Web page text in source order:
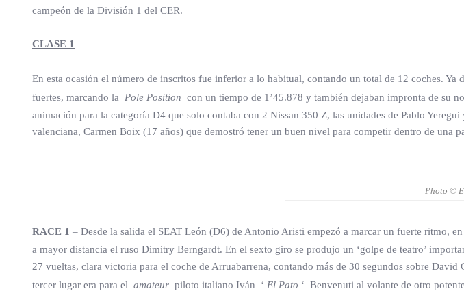
campeón de la División 1 del CER.
CLASE 1
En esta ocasión el número de inscritos fue inferior a lo habitual, contando un total de 12 coches. Ya
fuertes, marcando la Pole Position con un tiempo de 1’45.878 y también dejaban impronta de su
animación para la categoría D4 que solo contaba con 2 Nissan 350 Z, las unidades de Pablo
valenciana, Carmen Boix (17 años) que demostró tener un buen nivel para competir dentro de una
Photo ©
RACE 1 – Desde la salida el SEAT León (D6) de Antonio Aristi empezó a marcar un fuerte ritmo,
a mayor distancia el ruso Dimitry Berngardt. En el sexto giro se produjo un ‘golpe de teatro’
27 vueltas, clara victoria para el coche de Arruabarrena, contando más de 30 segundos sobre David
tercer lugar era para el amateur piloto italiano Iván ‘ El Pato ‘ Benvenuti al volante de otro